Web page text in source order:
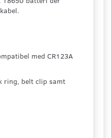
med CR123A
ring, belt clip samt